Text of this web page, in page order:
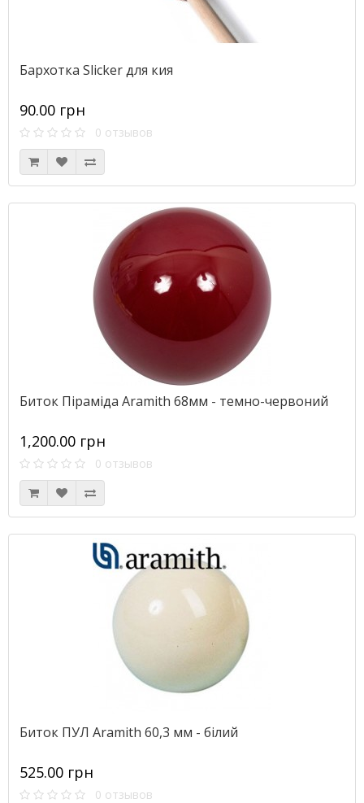
Бархотка Slicker для кия
90.00 грн
0 отзывов
Биток Піраміда Aramith 68мм - темно-червоний
1,200.00 грн
0 отзывов
Биток ПУЛ Aramith 60,3 мм - білий
525.00 грн
0 отзывов